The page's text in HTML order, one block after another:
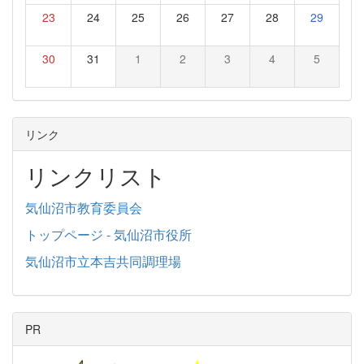
23 24 25 26 27 28 29
30 31 1 2 3 4 5
リンク
リンクリスト
気仙沼市教育委員会
トップページ - 気仙沼市役所
気仙沼市立本吉共同調理場
PR